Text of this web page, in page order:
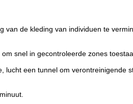
de kleding van individuen te
snel in gecontroleerde zones
een tunnel om